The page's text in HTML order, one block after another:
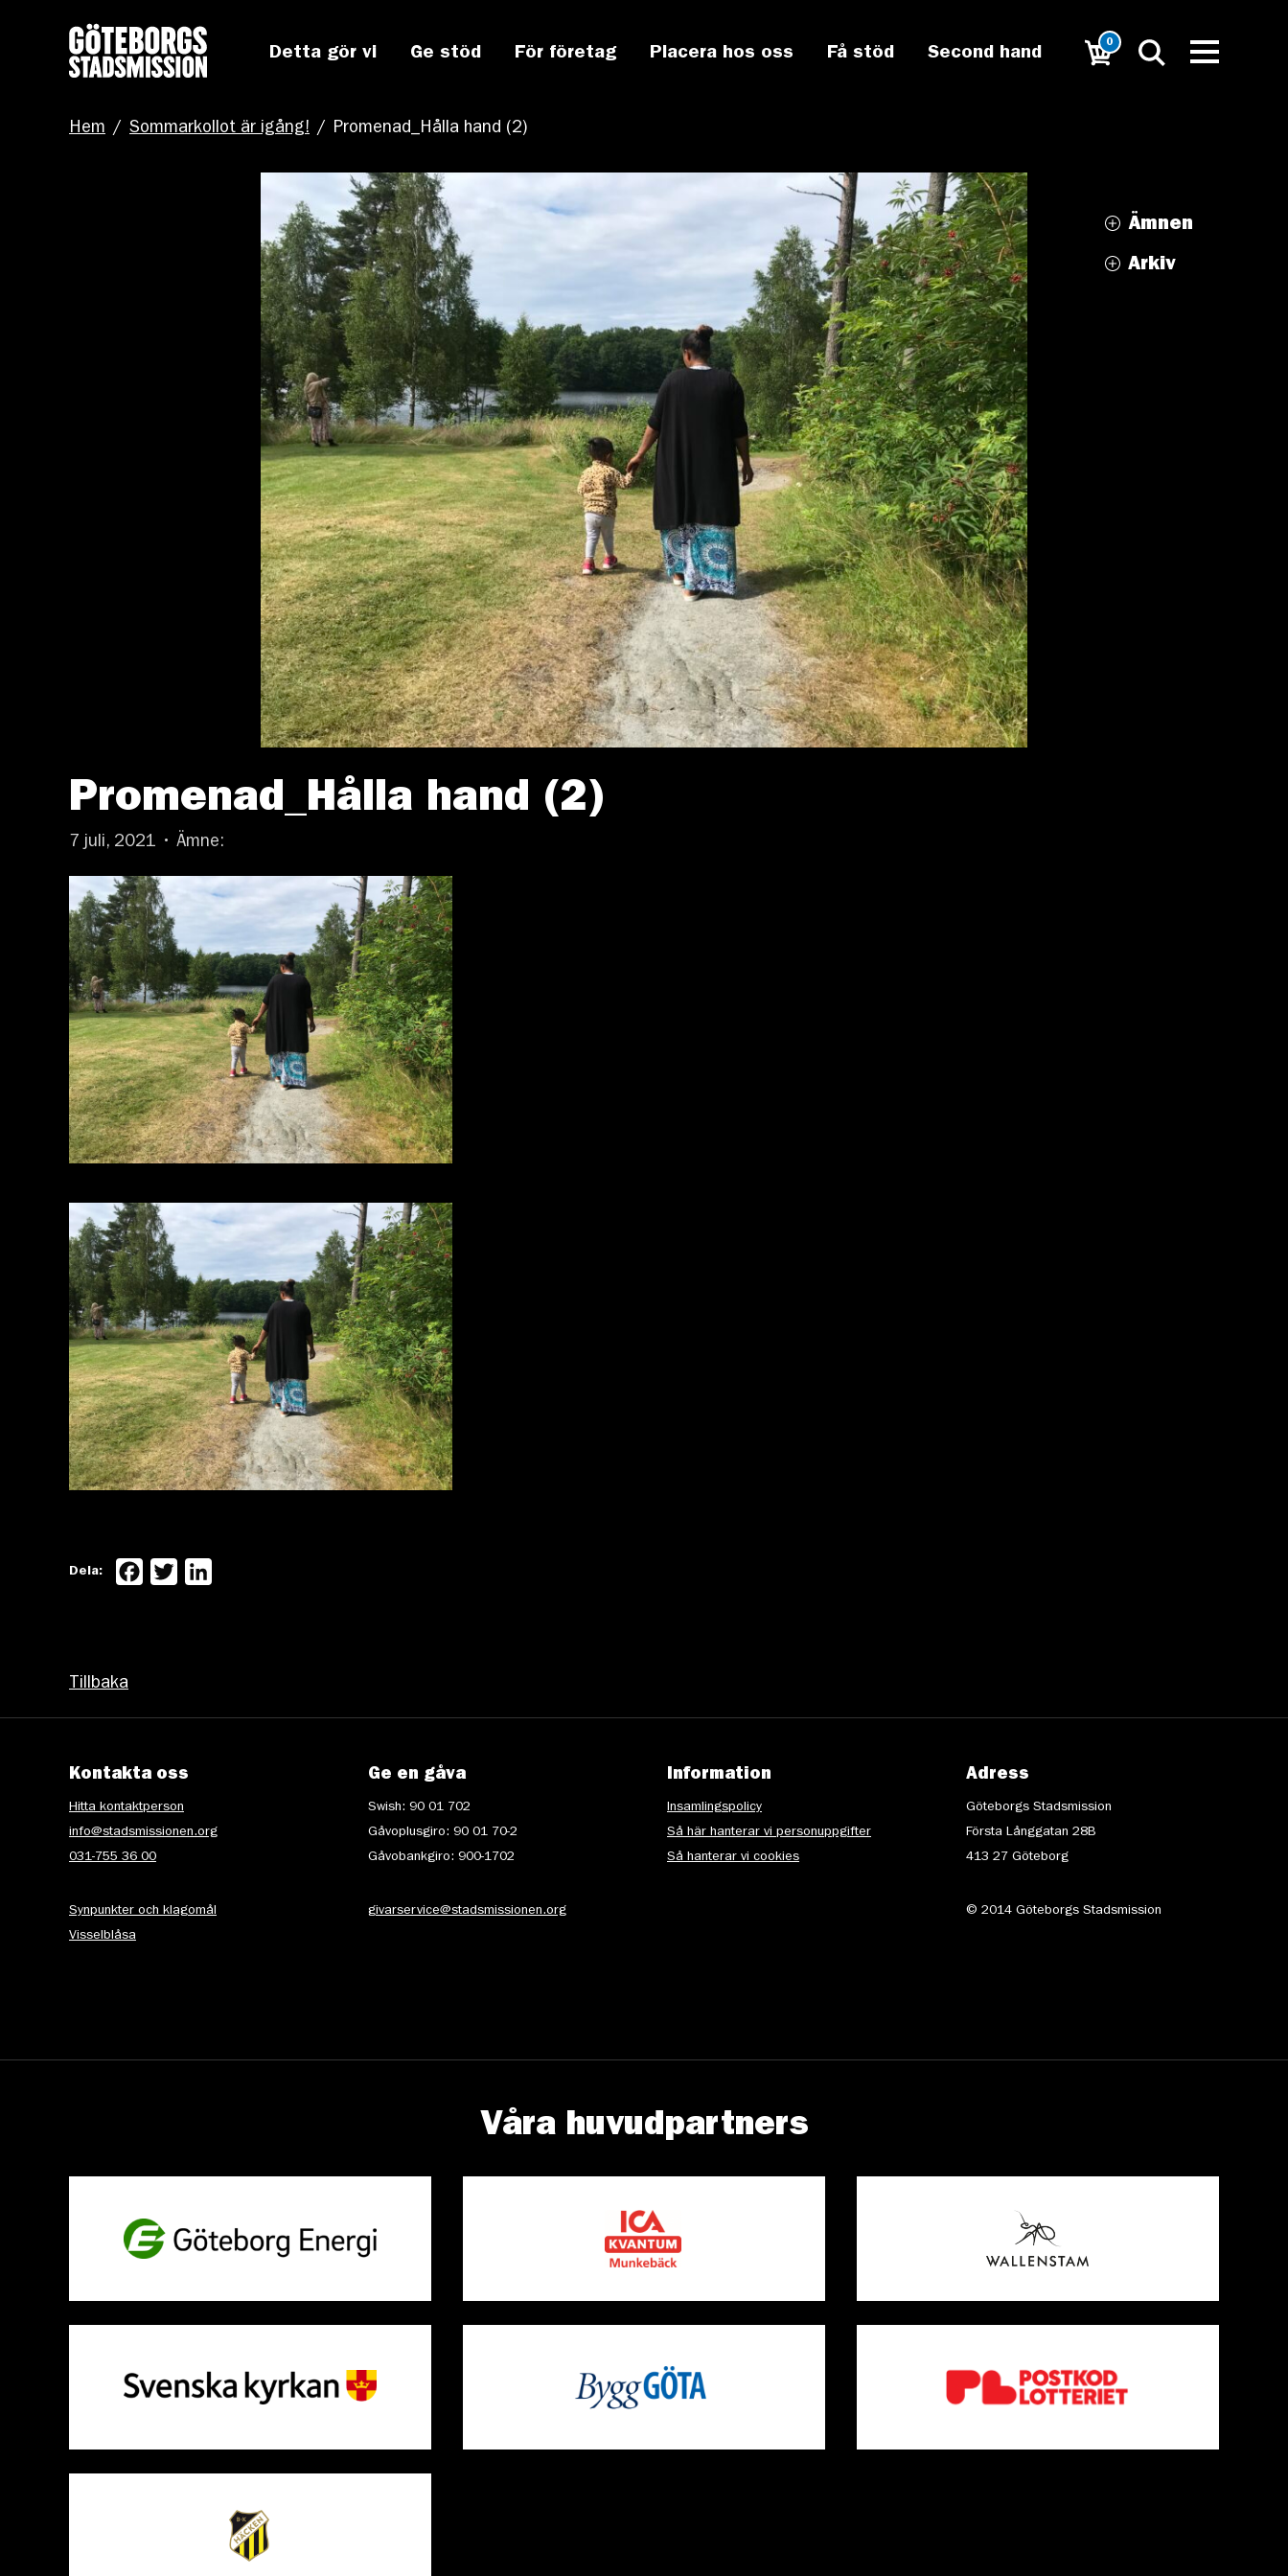
Detta gör vi Ge stöd För företag Placera hos oss Få stöd Second hand
0
Hem / Sommarkollot är igång! / Promenad_Hålla hand (2)
Ämnen
Arkiv
Promenad_Hålla hand (2)
7 juli, 2021 • Ämne:
Dela: Facebook
Twitter
Tillbaka
Kontakta oss
Hitta kontaktperson
info@stadsmissionen.org
031-755 36 00
Synpunkter och klagomål
Visselblåsa
Ge en gåva
Swish: 90 01 702
Gåvoplusgiro: 90 01 70-2
Gåvobankgiro: 900-1702
givarservice@stadsmissionen.org
Information
Insamlingspolicy
Så här hanterar vi personuppgifter
Så hanterar vi cookies
Adress
Göteborgs Stadsmission
Första Långgatan 28B
413 27 Göteborg
© 2014 Göteborgs Stadsmission
Våra huvudpartners